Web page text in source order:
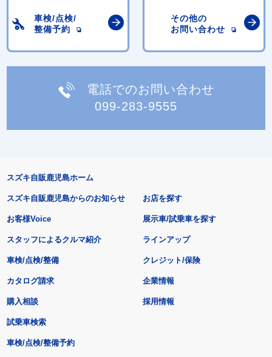
車検/点検/
整備予約
その他の
お問い合わせ
電話でのお問い合わせ
099-283-9555
スズキ自販鹿児島ホーム
スズキ自販鹿児島からのお知らせ
お客様Voice
スタッフによるクルマ紹介
お店を探す
展示車/試乗車を探す
ラインアップ
車検/点検/整備 クレジット/保険
カタログ請求
購入相談
試乗車検索
車検/点検/整備予約
企業情報
採用情報